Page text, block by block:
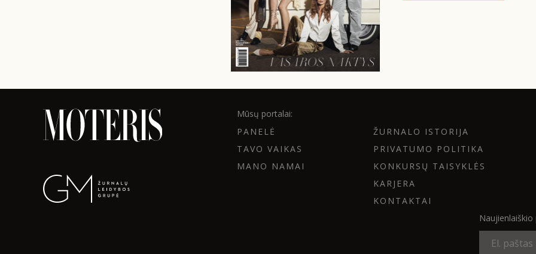
Mūsų portalai:
PANELĖ
TAVO VAIKAS
MANO NAMAI
ŽURNALO ISTORIJA
PRIVATUMO POLITIKA
KONKURSŲ TAISYKLĖS
KARJERA
KONTAKTAI